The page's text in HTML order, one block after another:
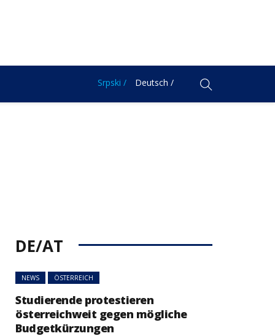
Srpski / Deutsch /
DE/AT
NEWS ÖSTERREICH
Studierende protestieren
österreichweit gegen mögliche
Budgetkürzungen